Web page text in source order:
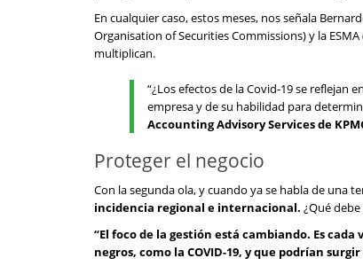
En cualquier caso, estos meses, nos señala
Organisation of Securities Commissions) y la
multiplican.
“¿Los efectos de la Covid-19 se reflejan
empresa y de su habilidad para
Accounting Advisory Services de
Proteger el negocio
Con la segunda ola, y cuando ya se habla de una
incidencia regional e internacional. ¿Qué
“El foco de la gestión está cambiando. Es
negros, como la COVID-19, y que podrían